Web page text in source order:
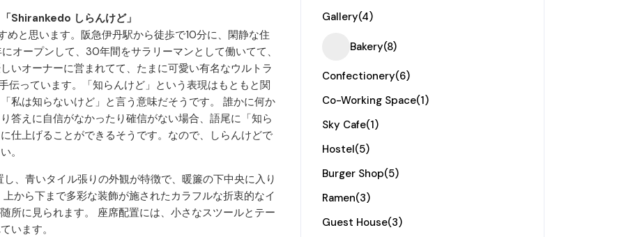
「Shirankedo しらんけど」
めと思います。阪急伊丹駅から徒歩で10分に、閑静な住
オープンして、30年間をサラリーマンとして働いてて、
いオーナーに営まれてて、たまに可愛い有名なウルトラ
伝っています。「知らんけど」という表現はもともと関
私は知らないけど」と言う意味だそうです。 誰かに何か
答えに自信がなかったり確信がない場合、語尾に「知ら
仕上げることができるそうです。なので、しらんけどで
。
、青いタイル張りの外観が特徴で、暖簾の下中央に入り
から下まで多彩な装飾が施されたカラフルな折衷的なイ
所に見られます。 座席配置には、小さなスツールとテー
います。
Gallery(4)
Bakery(8)
Confectionery(6)
Co-Working Space(1)
Sky Cafe(1)
Hostel(5)
Burger Shop(5)
Ramen(3)
Guest House(3)